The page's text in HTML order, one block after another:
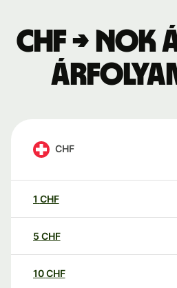
CHF →
CHF
1 CHF
5 CHF
10CHF